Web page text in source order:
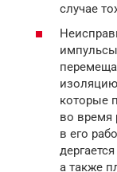
случае
которые
во время
в его
а также